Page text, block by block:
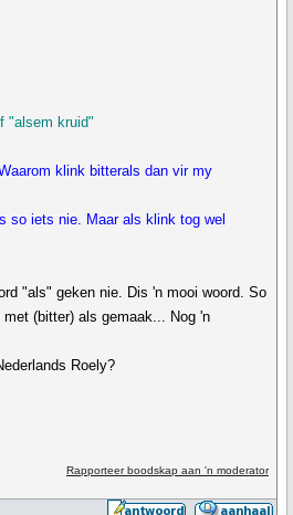
"alsem kruid"
klink bitterals dan vir my
so iets nie. Maar als klink tog wel
"als" geken nie. Dis 'n mooi woord. So
(bitter) als gemaak... Nog 'n
Roely?
Rapporteer boodskap aan 'n moderator